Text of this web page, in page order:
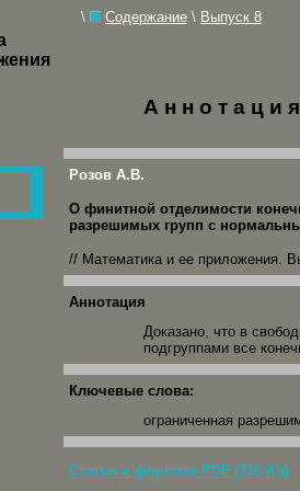
\ Содержание \ Выпуск 8
А н н о т а ц
Розов А.В.
О финитной отделимости
разрешимых групп с
// Математика и ее приложения.
Аннотация
Доказано, что в
подгруппами все
Ключевые слова:
ограниченная
Статья в формате PDF (316 Kb)